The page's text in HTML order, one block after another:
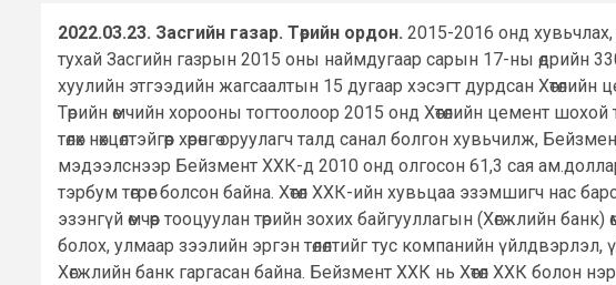
2022.03.23. Засгийн газар. Төрийн ордон. 2015-2016 онд хувьчлах,
тухай Засгийн газрын 2015 оны наймдугаар сарын 17-ны өдрийн 330
хуулийн этгээдийн жагсаалтын 15 дугаар хэсэгт дурдсан
Төрийн өмчийн хорооны тогтоолоор 2015 онд Хөтөлийн цемент шохой
төлөх нөхцөлтэйгөөр хөрөнгө оруулагч талд санал болгон хувьчилж,
мэдээлснээр Бейзмент ХХК-д 2010 онд олгосон 61,3 сая
тэрбум төгрөг болсон байна. Хөтөл ХХК-ийн хувьцаа эзэмшигч нас
эзэнгүй өмчөөр тооцуулан төрийн зохих байгууллагын (Хөгжлийн
болох, улмаар зээлийн эргэн төлөлтийг тус компанийн
Хөгжлийн банк гаргасан байна. Бейзмент ХХК нь Хөтөл ХХК болон